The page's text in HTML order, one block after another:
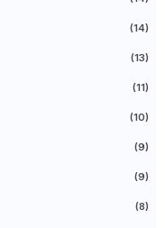
(14)
(13)
(11)
(10)
(9)
(9)
(8)